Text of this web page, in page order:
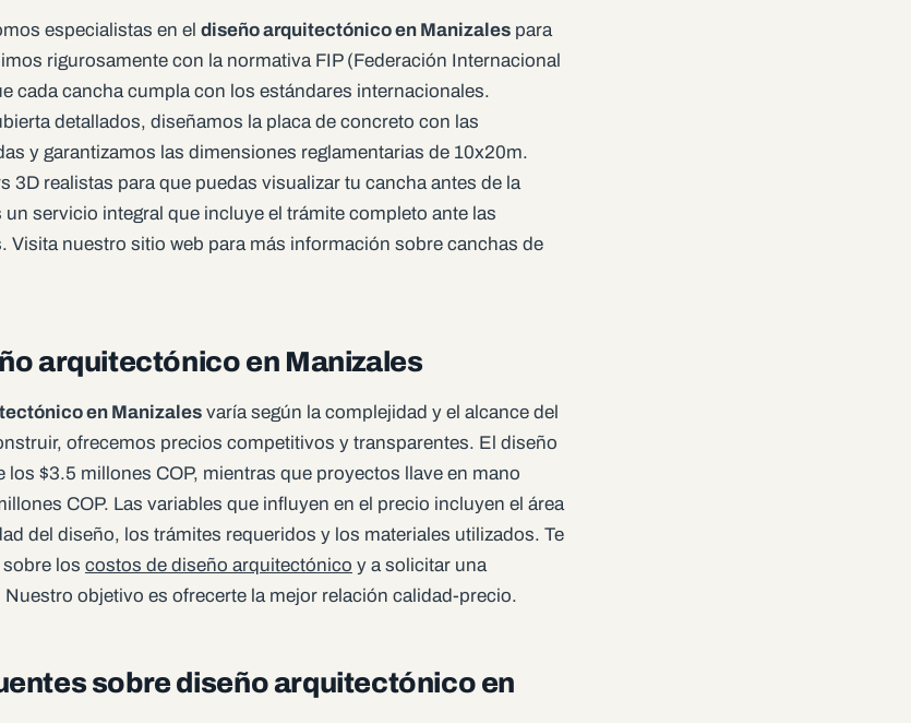
especialistas en el diseño arquitectónico en Manizales para
rigurosamente con la normativa FIP (Federación Internacional
cada cancha cumpla con los estándares internacionales.
detallados, diseñamos la placa de concreto con las
y garantizamos las dimensiones reglamentarias de 10x20m.
3D realistas para que puedas visualizar tu cancha antes de la
servicio integral que incluye el trámite completo ante las
Visita nuestro sitio web para más información sobre canchas de
arquitectónico en Manizales
en Manizales varía según la complejidad y el alcance del
ofrecemos precios competitivos y transparentes. El diseño
los $3.5 millones COP, mientras que proyectos llave en mano
COP. Las variables que influyen en el precio incluyen el área
del diseño, los trámites requeridos y los materiales utilizados. Te
los costos de diseño arquitectónico y a solicitar una
objetivo es ofrecerte la mejor relación calidad-precio.
sobre diseño arquitectónico en